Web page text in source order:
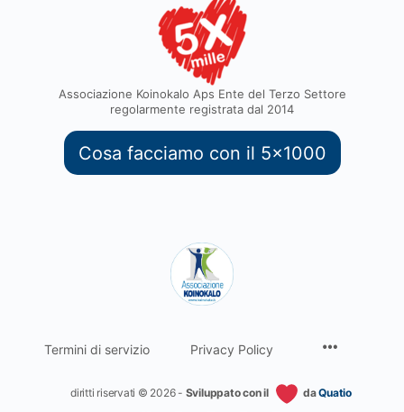
Associazione Koinokalo Aps Ente del Terzo Settore
regolarmente registrata dal 2014
Cosa facciamo con il 5x1000
Termini di servizio Privacy Policy
diritti riservati © 2026 - Sviluppato con il daQuatio